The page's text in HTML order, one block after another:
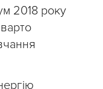
2018 року